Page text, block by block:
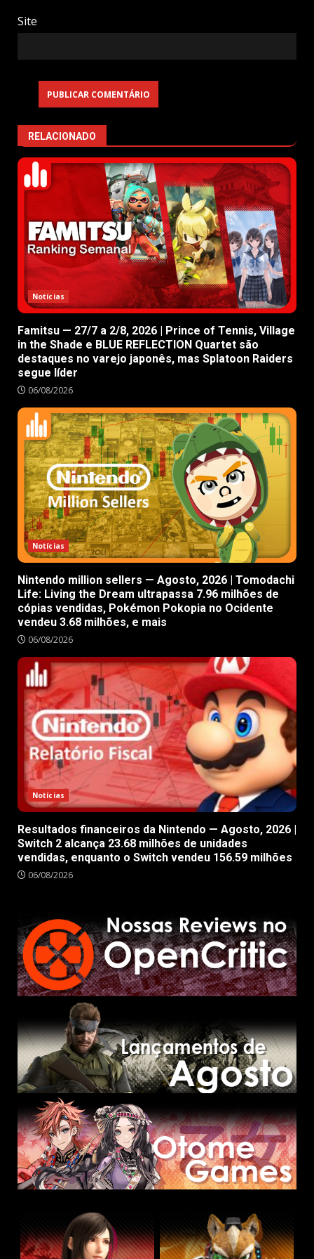
Site
RELACIONADO
Notícias
Famitsu — 27/7 a 2/8, 2026 | Prince of Tennis, Village
in the Shade e BLUE REFLECTION Quartet são
destaques no varejo japonês, mas Splatoon Raiders
segue líder
06/08/2026
Notícias
Nintendo million sellers — Agosto, 2026 | Tomodachi
Life: Living the Dream ultrapassa 7.96 milhões de
cópias vendidas, Pokémon Pokopia no Ocidente
vendeu 3.68 milhões, e mais
06/08/2026
Notícias
Resultados financeiros da Nintendo — Agosto, 2026 |
Switch 2 alcança 23.68 milhões de unidades
vendidas, enquanto o Switch vendeu 156.59 milhões
06/08/2026